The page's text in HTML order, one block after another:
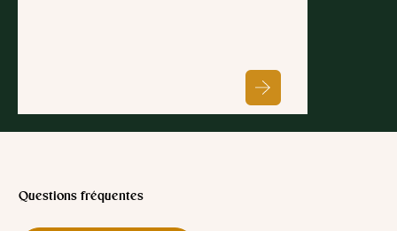
Questions fréquentes